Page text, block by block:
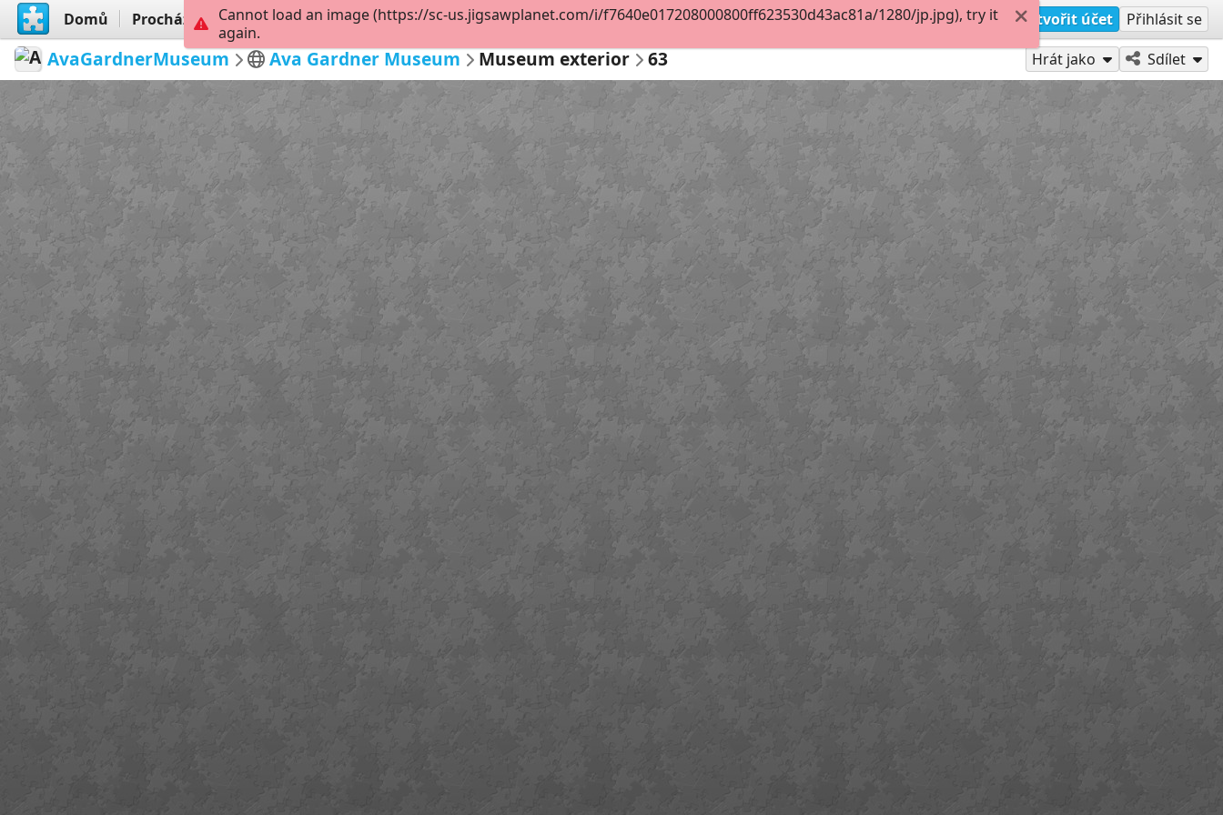
Domů Procházet Vytvořit Vytvořit účet Přihlásit se
AvaGardnerMuseum Ava Gardner Museum Museum exterior 63 Hrát jako Sdílet
Cannot load an image (https://sc-us.jigsawplanet.com/i/f7640e017208000800ff623530d43ac81a/1280/jp.jpg), try it
again.